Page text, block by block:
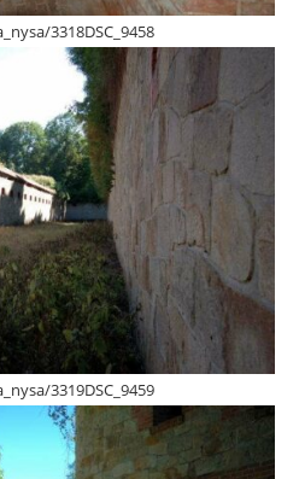
3318DSC_9458
3319DSC_9459